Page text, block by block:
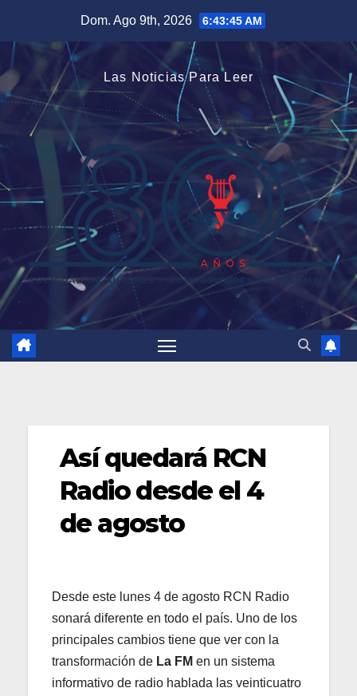
contenido
Dom. Ago 9th, 2026 6:43:46 AM
Las Noticias Para Leer
Así quedará RCN
Radio desde el 4
de agosto
Desde este lunes 4 de agosto RCN Radio
sonará diferente en todo el país. Uno de los
principales cambios tiene que ver con la
transformación de La FM en un sistema
informativo de radio hablada las veinticuatro